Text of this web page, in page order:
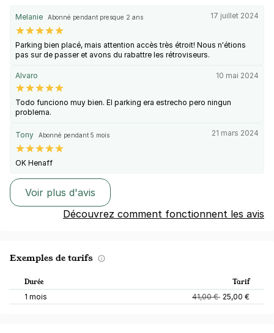
Melanie Abonné pendant presque 2 ans 17 juillet 2024
Parking bien placé, mais attention accès très étroit! Nous n'étions
pas sur de passer et avons du rabattre les rétroviseurs.
Alvaro 10 mai 2024
Todo funciono muy bien. El parking era estrecho pero ningun
problema.
Tony Abonné pendant 5 mois 21 mars 2024
OK Henaff
Voir plus d'avis
Découvrez comment fonctionnent les avis
Exemples de tarifs
Durée Tarif
1 mois 41,00 € 25,00 €